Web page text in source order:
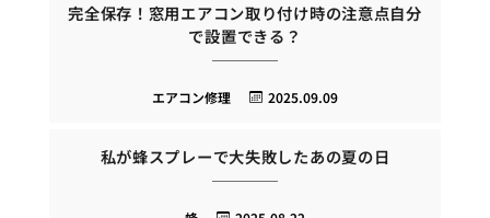
完全保存！窓用エアコン取り付け時の注意点自分
で設置できる？
2025.09.09
エアコン修理
私が蜂スプレーで大失敗したあの夏の日